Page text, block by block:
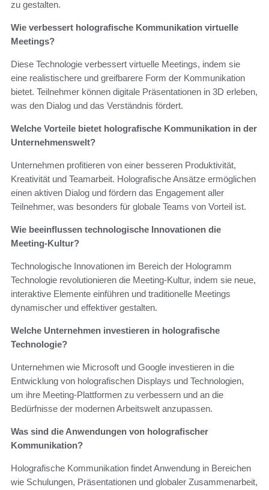
zu gestalten.
Wie verbessert holografische Kommunikation virtuelle
Meetings?
Diese Technologie verbessert virtuelle Meetings, indem sie
eine realistischere und greifbarere Form der Kommunikation
bietet. Teilnehmer können digitale Präsentationen in 3D erleben,
was den Dialog und das Verständnis fördert.
Welche Vorteile bietet holografische Kommunikation in der
Unternehmenswelt?
Unternehmen profitieren von einer besseren Produktivität,
Kreativität und Teamarbeit. Holografische Ansätze ermöglichen
einen aktiven Dialog und fördern das Engagement aller
Teilnehmer, was besonders für globale Teams von Vorteil ist.
Wie beeinflussen technologische Innovationen die
Meeting-Kultur?
Technologische Innovationen im Bereich der Hologramm
Technologie revolutionieren die Meeting-Kultur, indem sie neue,
interaktive Elemente einführen und traditionelle Meetings
dynamischer und effektiver gestalten.
Welche Unternehmen investieren in holografische
Technologie?
Unternehmen wie Microsoft und Google investieren in die
Entwicklung von holografischen Displays und Technologien,
um ihre Meeting-Plattformen zu verbessern und an die
Bedürfnisse der modernen Arbeitswelt anzupassen.
Was sind die Anwendungen von holografischer
Kommunikation?
Holografische Kommunikation findet Anwendung in Bereichen
wie Schulungen, Präsentationen und globaler Zusammenarbeit,